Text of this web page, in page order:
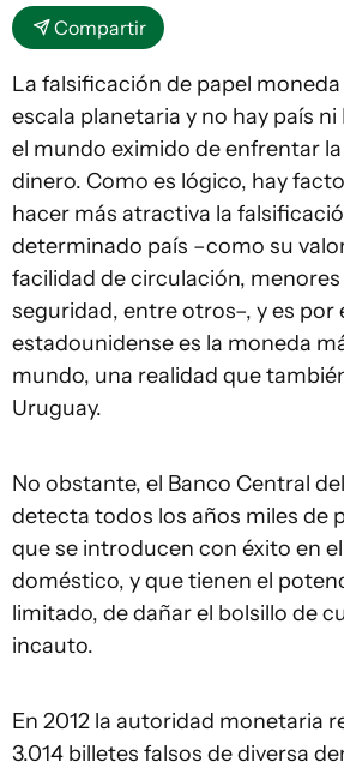
Compartir
La falsificación de papel
escala planetaria y no hay país
el mundo eximido de enfrentar
dinero. Como es lógico, hay
hacer más atractiva la
determinado país –como su
facilidad de circulación,
seguridad, entre otros–, y es por
estadounidense es la moneda
mundo, una realidad que
Uruguay.
No obstante, el Banco Central
detecta todos los años miles de
que se introducen con éxito en
doméstico, y que tienen el
limitado, de dañar el bolsillo de
incauto.
En 2012 la autoridad monetaria
3.014 billetes falsos de diversa